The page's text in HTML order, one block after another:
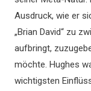
Ausdruck, wie er
„Brian David“ zu
aufbringt,
möchte. Hughes
wichtigsten